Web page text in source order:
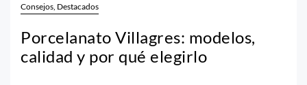
Consejos, Destacados
Porcelanato Villagres: modelos,
calidad y por qué elegirlo